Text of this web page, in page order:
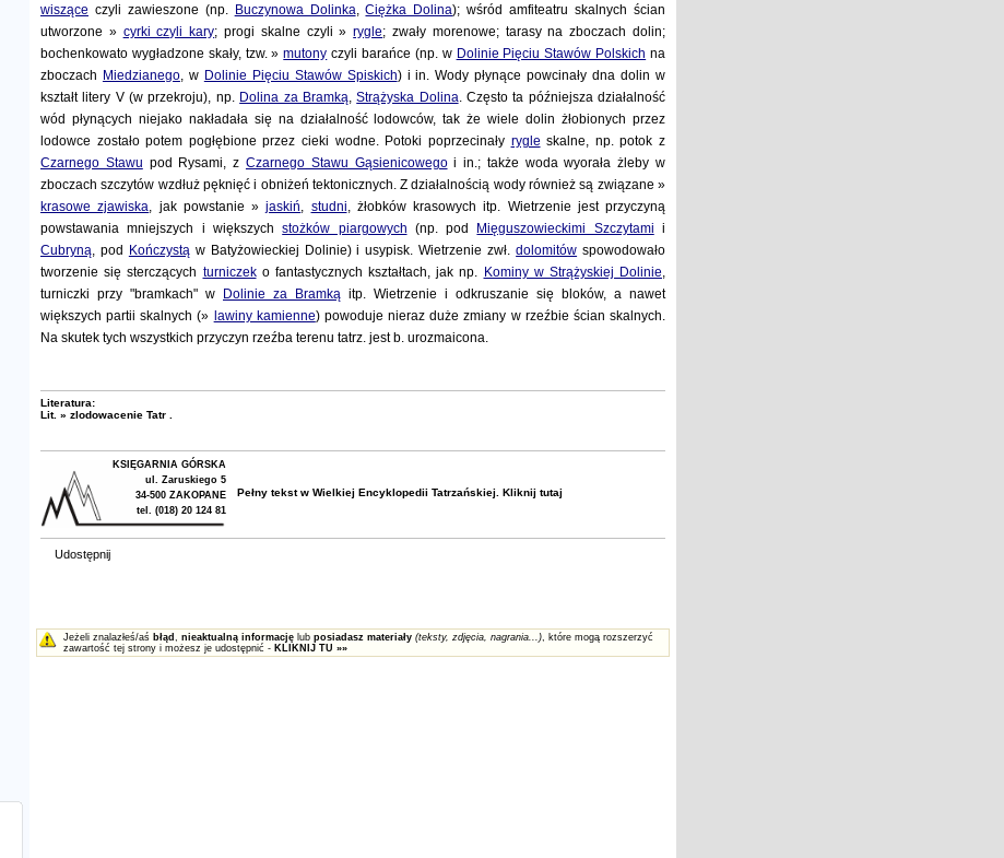
wiszące czyli zawieszone (np. Buczynowa Dolinka,Ciężka Dolina); wśród amfiteatru skalnych ścian
utworzone » cyrki czyli kary; progi skalne czyli »rygle; zwały morenowe; tarasy na zboczach dolin;
bochenkowato wygładzone skały, tzw. »mutony czyli barańce (np. w Dolinie Pięciu Stawów Polskich na
zboczach Miedzianego, w Dolinie Pięciu Stawów Spiskich) i in. Wody płynące powcinały dna dolin w
kształt litery V (w przekroju), np. Dolina za Bramką,Strążyska Dolina. Często ta późniejsza działalność
wód płynących niejako nakładała się na działalność lodowców, tak że wiele dolin żłobionych przez
lodowce zostało potem pogłębione przez cieki wodne. Potoki poprzecinały rygle skalne, np. potok z
Czarnego Stawu pod Rysami, z Czarnego Stawu Gąsienicowegoi in.; także woda wyorała żleby w
zboczach szczytów wzdłuż pęknięć i obniżeń tektonicznych. Z działalnością wody również są związane »
krasowe zjawiska, jak powstanie »jaskiń, studni, żłobków krasowych itp. Wietrzenie jest przyczyną
powstawania mniejszych i większychstożków piargowych (np. pod Mięguszowieckimi Szczytami i
Cubryną, pod Kończystąw Batyżowieckiej Dolinie) i usypisk. Wietrzenie zwł.dolomitów spowodowało
tworzenie się sterczących turniczeko fantastycznych kształtach, jak np. Kominy w Strążyskiej Dolinie,
turniczki przy "bramkach" w
Dolinie za Bramką itp. Wietrzenie i odkruszanie się bloków, a nawet
większych partii skalnych (» lawiny kamienne) powoduje nieraz duże zmiany w rzeźbie ścian skalnych.
Na skutek tych wszystkich przyczyn rzeźba terenu tatrz. jest b. urozmaicona.
Literatura:
Lit. » zlodowacenie Tatr .
KSIĘGARNIA GÓRSKA
ul. Zaruskiego 5
34-500 ZAKOPANE
tel. (018) 20 124 81
Pełny tekst w Wielkiej Encyklopedii Tatrzańskiej . Kliknij tutaj
Udostępnij
Jeżeli znalazłeś/aś błąd , nieaktualną informację lub posiadasz materiały (teksty, zdjęcia, nagrania...), które mogą rozszerzyć
zawartość tej strony i możesz je udostępnić - KLIKNIJ TU »»